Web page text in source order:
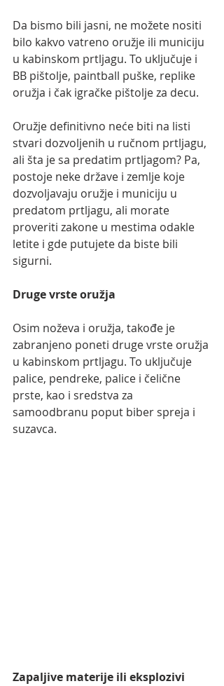
Da bismo bili jasni, ne možete nositi
bilo kakvo vatreno oružje ili municiju
u kabinskom prtljagu. To uključuje i
BB pištolje, paintball puške, replike
oružja i čak igračke pištolje za decu.
Oružje definitivno neće biti na listi
stvari dozvoljenih u ručnom prtljagu,
ali šta je sa predatim prtljagom? Pa,
postoje neke države i zemlje koje
dozvoljavaju oružje i municiju u
predatom prtljagu, ali morate
proveriti zakone u mestima odakle
letite i gde putujete da biste bili
sigurni.
Druge vrste oružja
Osim noževa i oružja, takođe je
zabranjeno poneti druge vrste oružja
u kabinskom prtljagu. To uključuje
palice, pendreke, palice i čelične
prste, kao i sredstva za
samoodbranu poput biber spreja i
suzavca.
Zapaljive materije ili eksplozivi